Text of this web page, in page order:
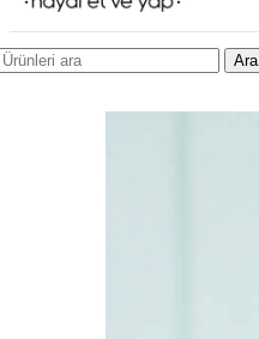
Ara